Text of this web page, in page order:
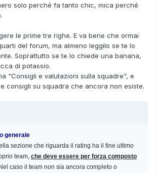
solo perché fa tanto chic, mica perché
le prime tre righe. E va bene che ormai
del forum, ma almeno leggilo se te lo
Soprattutto se te lo chiede una banana,
di potassio.
"Consigli e valutazioni sulla squadre", e
consigli su squadra che ancora non esiste.
generale
sezione che riguarda il rating ha il fine ultimo
team, che deve essere per forza composto
caso il team non sia ancora completo o